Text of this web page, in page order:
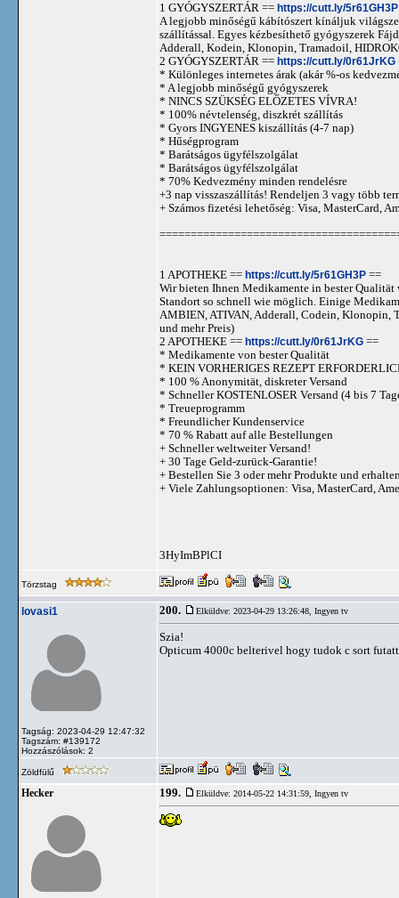
1 GYÓGYSZERTÁR == https://cutt.ly/5r61GH3P
A legjobb minőségű kábítószert kínáljuk
szállítással. Egyes kézbesíthető gyógyszerek
Adderall, Kodein, Klonopin, Tramadoil,
2 GYÓGYSZERTÁR == https://cutt.ly/0r61JrKG
* Különleges internetes árak (akár %-os
* A legjobb minőségű gyógyszerek
* NINCS SZÜKSÉG ELŐZETES VÍVRA!
* 100% névtelenség, diszkrét szállítás
* Gyors INGYENES kiszállítás (4-7 nap)
* Hűségprogram
* Barátságos ügyfélszolgálat
* Barátságos ügyfélszolgálat
* 70% Kedvezmény minden rendelésre
+3 nap visszaszállítás! Rendeljen 3 vagy több
+ Számos fizetési lehetőség: Visa, MasterCard,
1 APOTHEKE == https://cutt.ly/5r61GH3P ==
Wir bieten Ihnen Medikamente in bester
Standort so schnell wie möglich. Einige
AMBIEN, ATIVAN, Adderall, Codein, Klonopin,
und mehr Preis)
2 APOTHEKE == https://cutt.ly/0r61JrKG ==
* Medikamente von bester Qualität
* KEIN VORHERIGES REZEPT
* 100 % Anonymität, diskreter Versand
* Schneller KOSTENLOSER Versand (4 bis 7
* Treueprogramm
* Freundlicher Kundenservice
* 70 % Rabatt auf alle Bestellungen
+ Schneller weltweiter Versand!
+ 30 Tage Geld-zurück-Garantie!
+ Bestellen Sie 3 oder mehr Produkte und
+ Viele Zahlungsoptionen: Visa, MasterCard,
3HyImBPlCI
Törzstag
lovasi1
Tagság: 2023-04-29 12:47:32
Tagszám: #139172
Hozzászólások: 2
200. Elküldve: 2023-04-29 13:26:48, Ingyen tv
Szia!
Opticum 4000c belterivel hogy tudok c sort
Zöldfülű
Hecker 199. Elküldve: 2014-05-22 14:31:59, Ingyen tv